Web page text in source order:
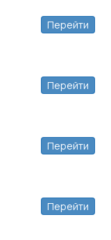
Перейти
Перейти
Перейти
Перейти